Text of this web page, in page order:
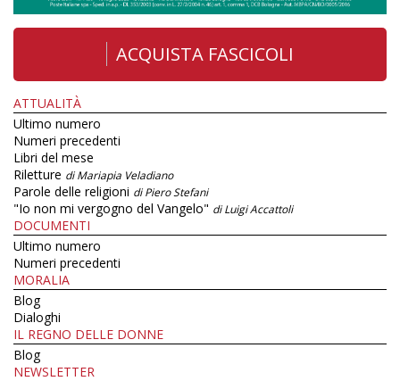
ACQUISTA FASCICOLI
ATTUALITÀ
Ultimo numero
Numeri precedenti
Libri del mese
Riletture di Mariapia Veladiano
Parole delle religioni di Piero Stefani
"Io non mi vergogno del Vangelo" di Luigi Accattoli
DOCUMENTI
Ultimo numero
Numeri precedenti
MORALIA
Blog
Dialoghi
IL REGNO DELLE DONNE
Blog
NEWSLETTER